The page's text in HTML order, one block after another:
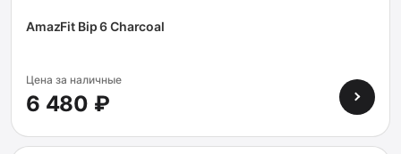
AmazFit Bip 6 Charcoal
Цена за наличные
6 480 ₽